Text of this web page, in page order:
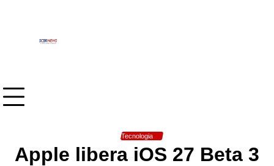
Tecnologia
Apple libera iOS 27 Beta 3